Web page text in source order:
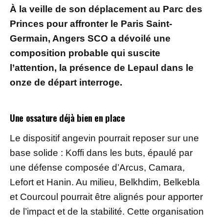
À la veille de son déplacement au Parc des
Princes pour affronter le Paris Saint-
Germain, Angers SCO a dévoilé une
composition probable qui suscite
l’attention, la présence de Lepaul dans le
onze de départ interroge.
Une ossature déjà bien en place
Le dispositif angevin pourrait reposer sur une
base solide : Koffi dans les buts, épaulé par
une défense composée d’Arcus, Camara,
Lefort et Hanin. Au milieu, Belkhdim, Belkebla
et Courcoul pourrait être alignés pour apporter
de l’impact et de la stabilité. Cette organisation